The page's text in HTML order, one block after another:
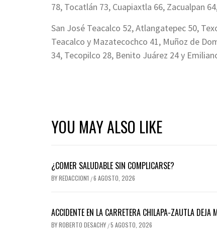
78, Tocatlán 73, Cuapiaxtla 66, Zacualpan
San José Teacalco 52, Atlangatepec 50,
Teacalco y Mazatecochco 41, Muñoz de
34, Tecopilco 28, Benito Juárez 24 y
YOU MAY ALSO LIKE
¿COMER SALUDABLE SIN COMPLICARSE?
BYREDACCION1 /6 AGOSTO, 2026
ACCIDENTE EN LA CARRETERA CHILAPA-ZAUTLA DEJA
BYROBERTO DESACHY /5 AGOSTO, 2026